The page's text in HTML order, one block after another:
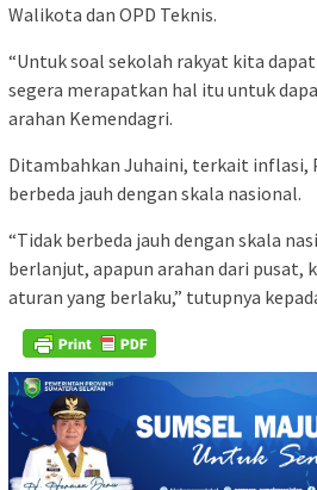
Walikota dan OPD Teknis.
“Untuk soal sekolah rakyat kita
segera merapatkan hal itu untuk
arahan Kemendagri.
Ditambahkan Juhaini, terkait inflasi,
berbeda jauh dengan skala nasional.
“Tidak berbeda jauh dengan skala
berlanjut, apapun arahan dari pusat,
aturan yang berlaku,” tutupnya